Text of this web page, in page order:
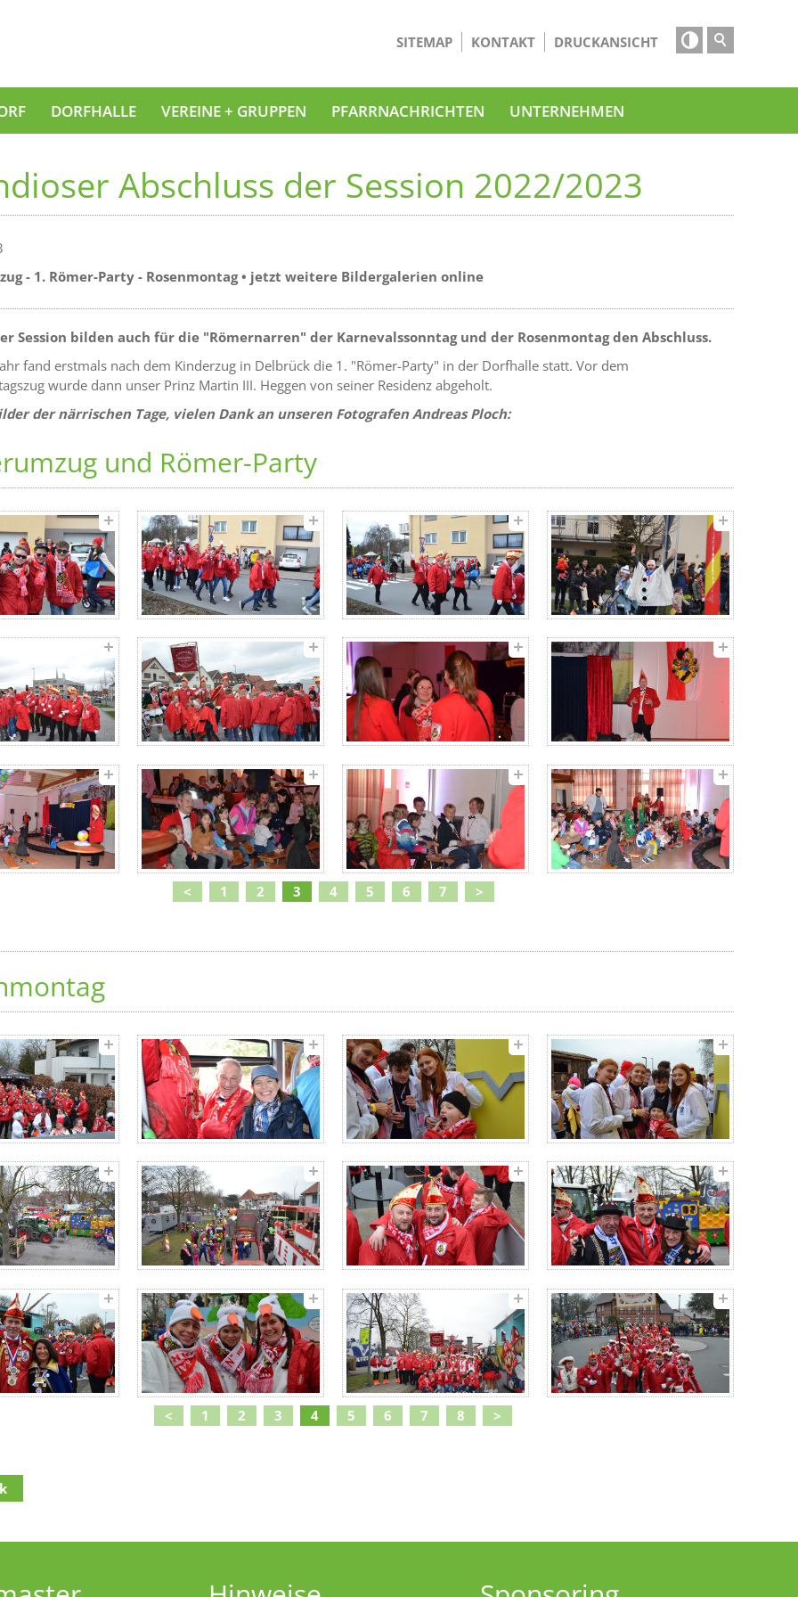

SITEMAP KONTAKT DRUCKANSICHT
DORFHALLE VEREINE + GRUPPEN PFARRNACHRICHTEN UNTERNEHMEN
Abschluss der Session 2022/2023
- 1. Römer-Party - Rosenmontag • jetzt weitere Bildergalerien online
Session bilden auch für die "Römernarren" der Karnevalssonntag und der Rosenmontag den Abschluss.
fand erstmals nach dem Kinderzug in Delbrück die 1. "Römer-Party" in der Dorfhalle statt. Vor dem
wurde dann unser Prinz Martin III. Heggen von seiner Residenz abgeholt.
der närrischen Tage, vielen Dank an unseren Fotografen Andreas Ploch:
und Römer-Party
< 1 2 3 4 5 6 7 >
< 1 2 3 4 5 6 7 8 >
(Access key h)